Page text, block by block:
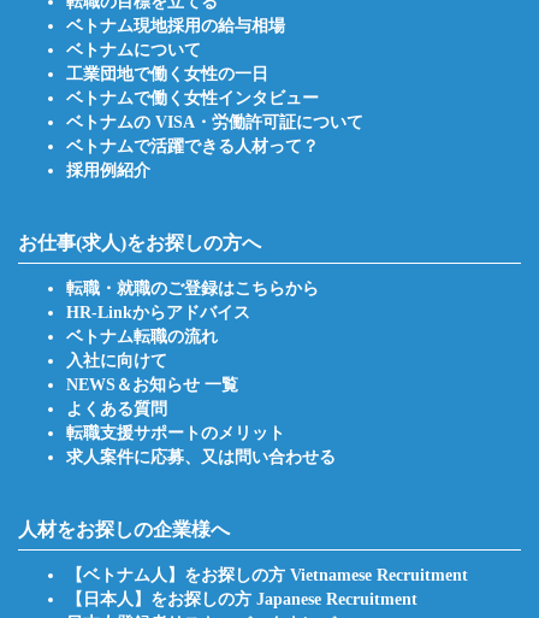
ベトナム現地採用の給与相場
ベトナムについて
工業団地で働く女性の一日
ベトナムで働く女性インタビュー
ベトナムの VISA・労働許可証について
ベトナムで活躍できる人材って？
採用例紹介
お仕事(求人)をお探しの方へ
転職・就職のご登録はこちらから
HR-Linkからアドバイス
ベトナム転職の流れ
入社に向けて
NEWS＆お知らせ 一覧
よくある質問
転職支援サポートのメリット
求人案件に応募、又は問い合わせる
人材をお探しの企業様へ
【ベトナム人】をお探しの方 Vietnamese Recruitment
【日本人】をお探しの方 Japanese Recruitment